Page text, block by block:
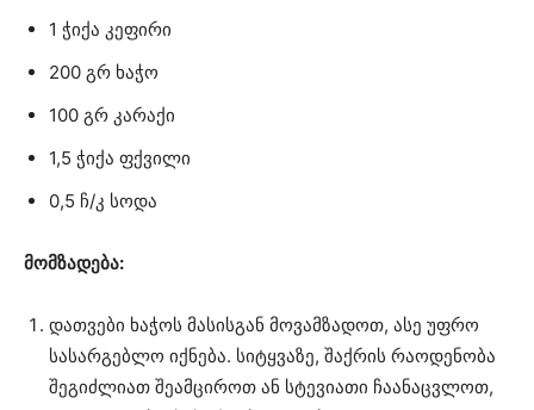
1 ჭიქა კეფირი
200 გრ ხაჭო
100 გრ კარაქი
1,5 ჭიქა ფქვილი
0,5 ჩ/კ სოდა
მომზადება:
დათვები ხაჭოს მასისგან მოვამზადოთ, ასე უფრო
სასარგებლო იქნება. სიტყვაზე, შაქრის რაოდენობა
შეგიძლიათ შეამციროთ ან სტევიათი ჩაანაცვლოთ,